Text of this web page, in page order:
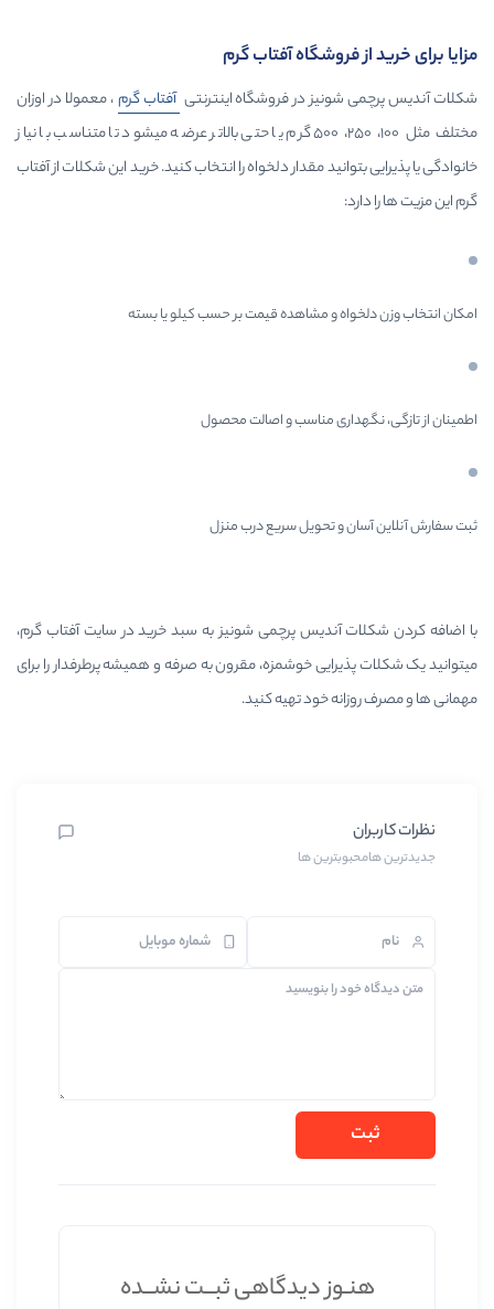
آفتاب گرم
در فروشگاه اینترنتی آفتاب گرم، معمولا در اوزان
مختلف مثل 100، 250، 500 گرم یا حتی بالاتر عرضه میشود تا متناسب با نیاز
مقدار دلخواه را انتخاب کنید. خرید این شکلات از آفتاب
مشاهده قیمت بر حسب کیلو یا بسته
مناسب و اصالت محصول
سریع درب منزل
پرچمی شونیز به سبد خرید در سایت آفتاب گرم،
خوشمزه، مقرون به صرفه و همیشه پرطرفدار را برای
تهیه کنید.
دیدگاهی ثبــت نشــده